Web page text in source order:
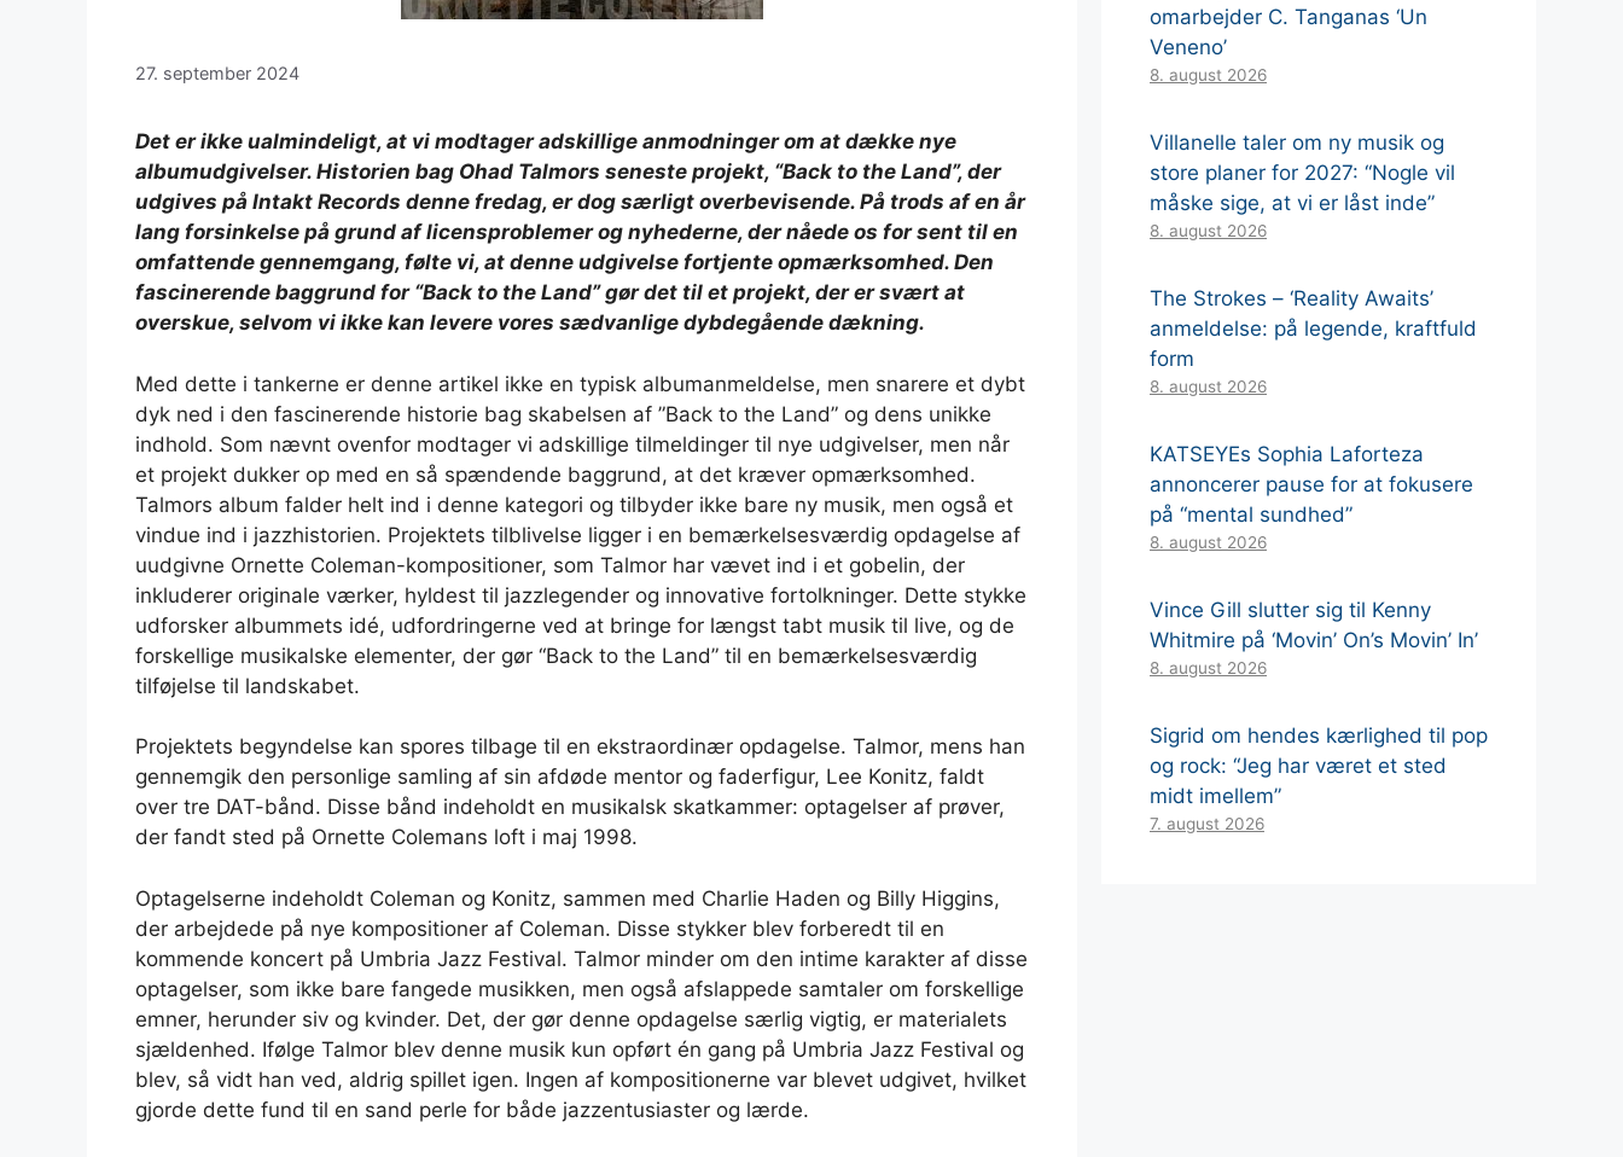
27. september 2024
Det er ikke ualmindeligt, at vi modtager adskillige anmodninger om at dække nye
albumudgivelser. Historien bag Ohad Talmors seneste projekt, “Back to the Land”, der
udgives på Intakt Records denne fredag, er dog særligt overbevisende. På trods af en år
lang forsinkelse på grund af licensproblemer og nyhederne, der nåede os for sent til en
omfattende gennemgang, følte vi, at denne udgivelse fortjente opmærksomhed. Den
fascinerende baggrund for “Back to the Land” gør det til et projekt, der er svært at
overskue, selvom vi ikke kan levere vores sædvanlige dybdegående dækning.
Med dette i tankerne er denne artikel ikke en typisk albumanmeldelse, men snarere et dybt
dyk ned i den fascinerende historie bag skabelsen af ​​”Back to the Land” og dens unikke
indhold. Som nævnt ovenfor modtager vi adskillige tilmeldinger til nye udgivelser, men når
et projekt dukker op med en så spændende baggrund, at det kræver opmærksomhed.
Talmors album falder helt ind i denne kategori og tilbyder ikke bare ny musik, men også et
vindue ind i jazzhistorien. Projektets tilblivelse ligger i en bemærkelsesværdig opdagelse af
uudgivne Ornette Coleman-kompositioner, som Talmor har vævet ind i et gobelin, der
inkluderer originale værker, hyldest til jazzlegender og innovative fortolkninger. Dette stykke
udforsker albummets idé, udfordringerne ved at bringe for længst tabt musik til live, og de
forskellige musikalske elementer, der gør “Back to the Land” til en bemærkelsesværdig
tilføjelse til landskabet.
Projektets begyndelse kan spores tilbage til en ekstraordinær opdagelse. Talmor, mens han
gennemgik den personlige samling af sin afdøde mentor og faderfigur, Lee Konitz, faldt
over tre DAT-bånd. Disse bånd indeholdt en musikalsk skatkammer: optagelser af prøver,
der fandt sted på Ornette Colemans loft i maj 1998.
Optagelserne indeholdt Coleman og Konitz, sammen med Charlie Haden og Billy Higgins,
der arbejdede på nye kompositioner af Coleman. Disse stykker blev forberedt til en
kommende koncert på Umbria Jazz Festival. Talmor minder om den intime karakter af disse
optagelser, som ikke bare fangede musikken, men også afslappede samtaler om forskellige
emner, herunder siv og kvinder. Det, der gør denne opdagelse særlig vigtig, er materialets
sjældenhed. Ifølge Talmor blev denne musik kun opført én gang på Umbria Jazz Festival og
blev, så vidt han ved, aldrig spillet igen. Ingen af ​​kompositionerne var blevet udgivet, hvilket
gjorde dette fund til en sand perle for både jazzentusiaster og lærde.
omarbejder C. Tanganas ‘Un
Veneno’
8. august 2026
Villanelle taler om ny musik og
store planer for 2027: “Nogle vil
måske sige, at vi er låst inde”
8. august 2026
The Strokes – ‘Reality Awaits’
anmeldelse: på legende, kraftfuld
form
8. august 2026
KATSEYEs Sophia Laforteza
annoncerer pause for at fokusere
på “mental sundhed”
8. august 2026
Vince Gill slutter sig til Kenny
Whitmire på ‘Movin’ On’s Movin’ In’
8. august 2026
Sigrid om hendes kærlighed til pop
og rock: “Jeg har været et sted
midt imellem”
7. august 2026